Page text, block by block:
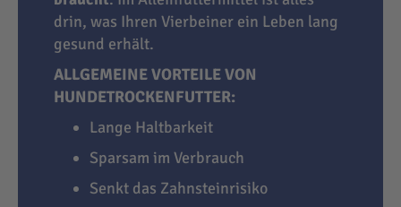
drin, was Ihren Vierbeiner ein Leben lang
gesund erhält.
ALLGEMEINE VORTEILE VON
HUNDETROCKENFUTTER:
Lange Haltbarkeit
Sparsam im Verbrauch
Senkt das Zahnsteinrisiko